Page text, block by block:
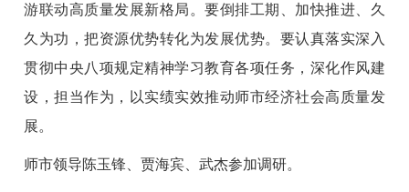
游联动高质量发展新格局。要倒排工期、加快推进、久
久为功，把资源优势转化为发展优势。要认真落实深入
贯彻中央八项规定精神学习教育各项任务，深化作风建
设，担当作为，以实绩实效推动师市经济社会高质量发
展。
师市领导陈玉锋、贾海宾、武杰参加调研。